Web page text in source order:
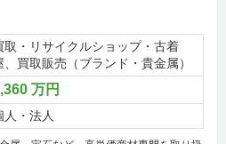
取・リサイクルショップ・古着
、買取販売（ブランド・貴金属）
万円
人・法人